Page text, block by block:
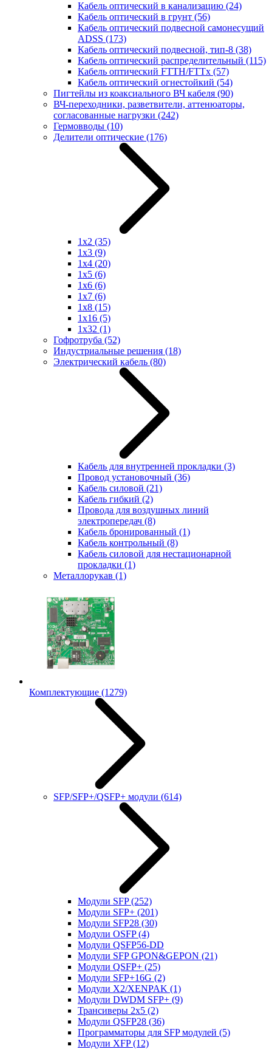
Кабель оптический в канализацию (24)
Кабель оптический в грунт (56)
Кабель оптический подвесной самонесущий
ADSS (173)
Кабель оптический подвесной, тип-8 (38)
Кабель оптический распределительный (115)
Кабель оптический FTTH/FTTx (57)
Кабель оптический огнестойкий (54)
Пигтейлы из коаксиального ВЧ кабеля (90)
ВЧ-переходники, разветвители, аттенюаторы,
согласованные нагрузки (242)
Гермовводы (10)
Делители оптические (176)
1x2 (35)
1x3 (9)
1x4 (20)
1x5 (6)
1x6 (6)
1x7 (6)
1x8 (15)
1x16 (5)
1x32 (1)
Гофротруба (52)
Индустриальные решения (18)
Электрический кабель (80)
Кабель для внутренней прокладки (3)
Провод установочный (36)
Кабель силовой (21)
Кабель гибкий (2)
Провода для воздушных линий
электропередач (8)
Кабель бронированный (1)
Кабель контрольный (8)
Кабель силовой для нестационарной
прокладки (1)
Металлорукав (1)
Комплектующие (1279)
SFP/SFP+/QSFP+ модули (614)
Модули SFP(252)
Модули SFP+ (201)
Модули SFP28 (30)
Модули OSFP(4)
Модули QSFP56-DD
Модули SFP GPON&GEPON (21)
Модули QSFP+ (25)
Модули SFP+16G (2)
Модули X2/XENPAK (1)
Модули DWDM SFP+ (9)
Трансиверы 2x5 (2)
Модули QSFP28 (36)
Программаторы для SFP модулей (5)
Модули XFP(12)